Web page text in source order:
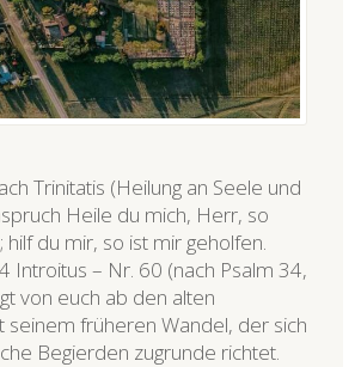
Trinitatis (Heilung an Seele und
Heile du mich, Herr, so
hilf du mir, so ist mir geholfen.
Introitus – Nr. 60 (nach Psalm 34,
von euch ab den alten
seinem früheren Wandel, der sich
Begierden zugrunde richtet.